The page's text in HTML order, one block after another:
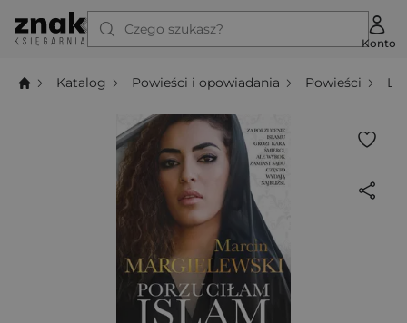
Czego szukasz?
Konto
Katalog Powieści i opowiadania Powieści